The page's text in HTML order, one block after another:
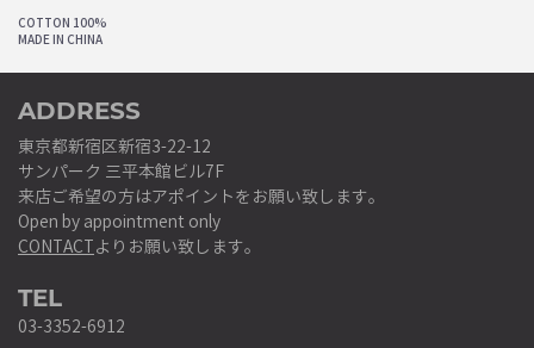
COTTON 100%
MADE IN CHINA
ADDRESS
東京都新宿区新宿3-22-12
サンパーク 三平本館ビル7F
来店ご希望の方はアポイントをお願い致します。
Open by appointment only
CONTACTよりお願い致します。
TEL
03-3352-6912